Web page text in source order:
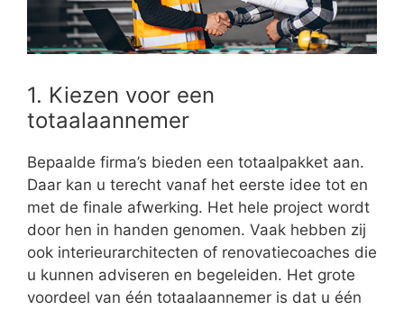
1. Kiezen voor een
totaalaannemer
Bepaalde firma’s bieden een totaalpakket aan.
Daar kan u terecht vanaf het eerste idee tot en
met de finale afwerking. Het hele project wordt
door hen in handen genomen. Vaak hebben zij
ook interieurarchitecten of renovatiecoaches die
u kunnen adviseren en begeleiden. Het grote
voordeel van één totaalaannemer is dat u één